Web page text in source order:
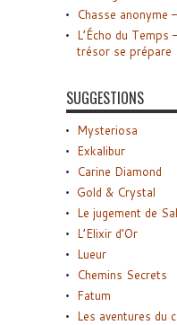
Chasse anonyme
L’Écho du Temps
trésor se prépare
SUGGESTIONS
Mysteriosa
Exkalibur
Carine Diamond
Gold & Crystal
Le jugement de
L’Elixir d’Or
Lueur
Chemins Secrets
Fatum
Les aventures du